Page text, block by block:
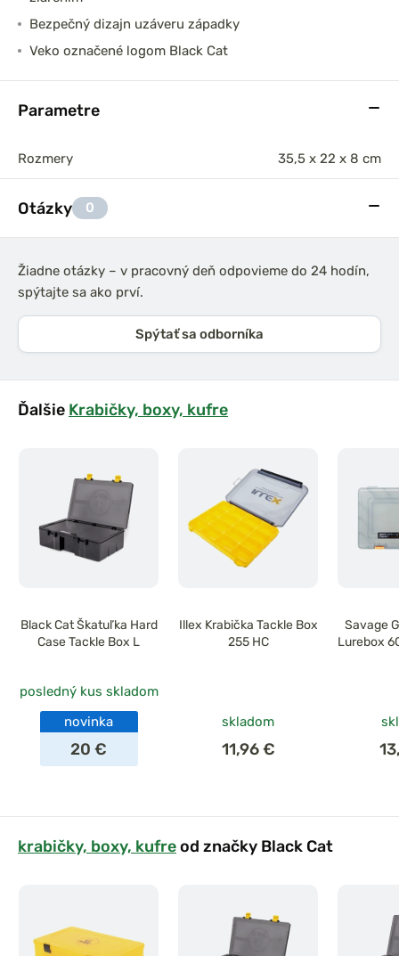
Bezpečný dizajn uzáveru západky
Veko označené logom Black Cat
Parametre
Rozmery 35,5 x 22 x 8 cm
Otázky 0
Žiadne otázky – v pracovný deň odpovieme do 24 hodín,
spýtajte sa ako prví.
Spýtať sa odborníka
Ďalšie Krabičky, boxy, kufre
Black Cat Škatuľka Hard
Case Tackle Box L
posledný kus skladom
novinka
20 €
Illex Krabička Tackle Box
255 HC
skladom
11,96 €
Savage
Lurebox
krabičky, boxy, kufreod značky Black Cat